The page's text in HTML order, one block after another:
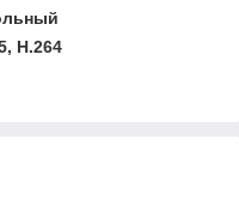
H.264